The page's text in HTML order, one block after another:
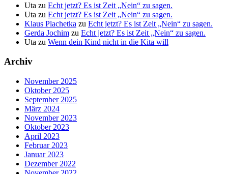
Uta zu Echt jetzt? Es ist Zeit „Nein“ zu sagen.
Uta zu Echt jetzt? Es ist Zeit „Nein“ zu sagen.
Klaus Plachetka zu Echt jetzt? Es ist Zeit „Nein“ zu sagen.
Gerda Jochim zu Echt jetzt? Es ist Zeit „Nein“ zu sagen.
Uta zu Wenn dein Kind nicht in die Kita will
Archiv
November 2025
Oktober 2025
September 2025
März 2024
November 2023
Oktober 2023
April 2023
Februar 2023
Januar 2023
Dezember 2022